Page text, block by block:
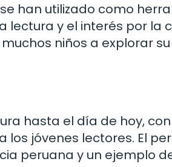
han utilizado como
lectura y el interés por la
niños a explorar
hasta el día de hoy,
los jóvenes lectores. El
peruana y un ejemplo